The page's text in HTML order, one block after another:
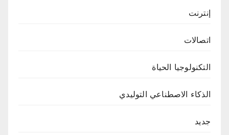
إنترنت
اتصالات
التكنولوجيا الحياة
الذكاء الاصطناعي التوليدي
جديد